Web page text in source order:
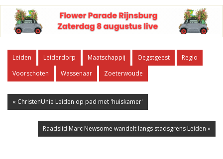
Leiden Leiderdorp Maatschappij Oegstgeest
Regio
Voorschoten
Wassenaar Zoeterwoude
« ChristenUnie Leiden op pad met 'huiskamer'
Raadslid Marc Newsome wandelt langs stadsgrens Leiden »